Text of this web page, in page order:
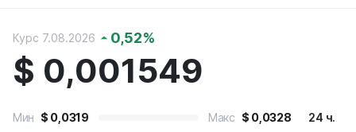
Курс 7.08.2026 0,52%
$ 0,001549
Мин $ 0,0319 Макс $ 0,0328 24 ч.